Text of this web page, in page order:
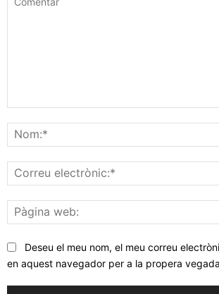
Deseu el meu nom, el meu correu
en aquest navegador per a la propera